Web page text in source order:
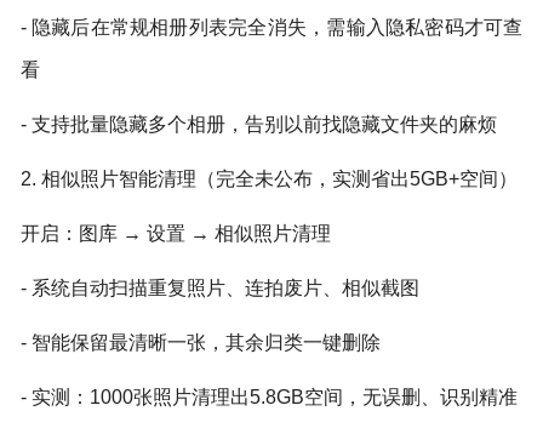
- 隐藏后在常规相册列表完全消失，需输入隐私密码才可查
看
- 支持批量隐藏多个相册，告别以前找隐藏文件夹的麻烦
2. 相似照片智能清理（完全未公布，实测省出5GB+空间）
开启：图库 → 设置 → 相似照片清理
- 系统自动扫描重复照片、连拍废片、相似截图
- 智能保留最清晰一张，其余归类一键删除
- 实测：1000张照片清理出5.8GB空间，无误删、识别精准